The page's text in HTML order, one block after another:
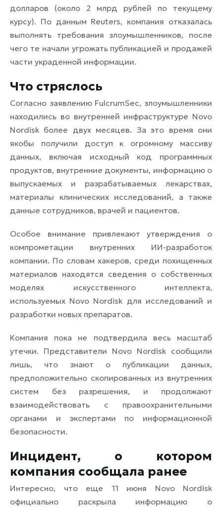
долларов (около 2 млрд рублей по текущему
курсу). По данным Reuters, компания отказалась
выполнять требования злоумышленников, после
чего те начали угрожать публикацией и продажей
части украденной информации.
Что стряслось
Согласно заявлению FulcrumSec, злоумышленники
находились во внутренней инфраструктуре Novo
Nordisk более двух месяцев. За это время они
якобы получили доступ к огромному массиву
данных, включая исходный код программных
продуктов, внутренние документы, информацию о
выпускаемых и разрабатываемых лекарствах,
материалы клинических исследований, а также
данные сотрудников, врачей и пациентов.
Особое внимание привлекают утверждения о
компрометации внутренних ИИ-разработок
компании. По словам хакеров, среди похищенных
материалов находятся сведения о собственных
моделях искусственного интеллекта,
используемых Novo Nordisk для исследований и
разработки новых препаратов.
Компания пока не подтвердила весь масштаб
утечки. Представители Novo Nordisk сообщили
лишь, что знают о публикации данных,
предположительно скопированных из внутренних
систем без разрешения, и продолжают
взаимодействовать с правоохранительными
органами и экспертами по информационной
безопасности.
Инцидент, о котором
компания сообщала ранее
Интересно, что еще 11 июня Novo Nordisk
официально раскрыла информацию о